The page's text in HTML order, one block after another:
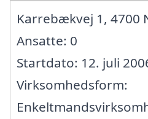
Karrebækvej 1, 4700
Ansatte: 0
Startdato: 12. juli
Virksomhedsform: